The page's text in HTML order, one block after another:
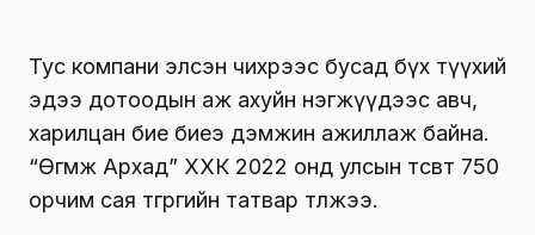
Тус компани элсэн чихрээс бусад бүх түүхий
эдээ дотоодын аж ахуйн нэгжүүдээс авч,
харилцан бие биеэ дэмжин ажиллаж байна.
“Өгөөмж Архад” ХХК 2022 онд улсын төсөвт 750
орчим сая төгрөгийн татвар төлжээ.